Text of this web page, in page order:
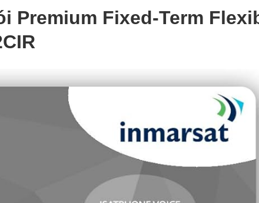
Premium Fixed-Term